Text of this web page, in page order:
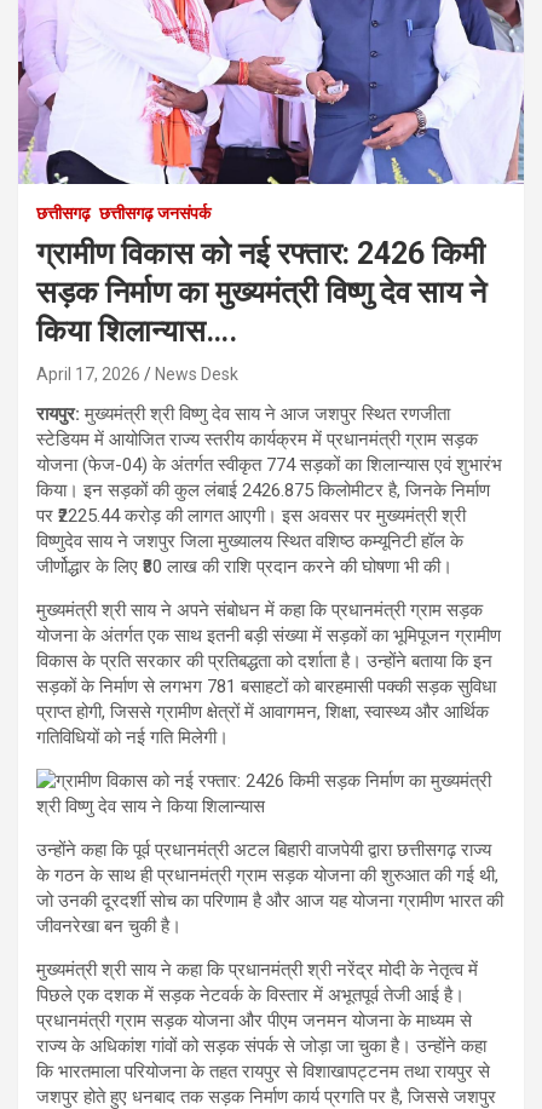
छत्तीसगढ़ छत्तीसगढ़ जनसंपर्क
ग्रामीण विकास को नई रफ्तार: 2426 किमी
सड़क निर्माण का मुख्यमंत्री विष्णु देव साय ने
किया शिलान्यास….
April 17, 2026 News Desk
रायपुर: मुख्यमंत्री श्री विष्णु देव साय ने आज जशपुर स्थित रणजीता
स्टेडियम में आयोजित राज्य स्तरीय कार्यक्रम में प्रधानमंत्री ग्राम सड़क
योजना (फेज-04) के अंतर्गत स्वीकृत 774 सड़कों का शिलान्यास एवं शुभारंभ
किया। इन सड़कों की कुल लंबाई 2426.875 किलोमीटर है, जिनके निर्माण
पर ₹2225.44 करोड़ की लागत आएगी। इस अवसर पर मुख्यमंत्री श्री
विष्णुदेव साय ने जशपुर जिला मुख्यालय स्थित वशिष्ठ कम्यूनिटी हॉल के
जीर्णोद्धार के लिए ₹80 लाख की राशि प्रदान करने की घोषणा भी की।
मुख्यमंत्री श्री साय ने अपने संबोधन में कहा कि प्रधानमंत्री ग्राम सड़क
योजना के अंतर्गत एक साथ इतनी बड़ी संख्या में सड़कों का भूमिपूजन ग्रामीण
विकास के प्रति सरकार की प्रतिबद्धता को दर्शाता है। उन्होंने बताया कि इन
सड़कों के निर्माण से लगभग 781 बसाहटों को बारहमासी पक्की सड़क सुविधा
प्राप्त होगी, जिससे ग्रामीण क्षेत्रों में आवागमन, शिक्षा, स्वास्थ्य और आर्थिक
गतिविधियों को नई गति मिलेगी।
उन्होंने कहा कि पूर्व प्रधानमंत्री अटल बिहारी वाजपेयी द्वारा छत्तीसगढ़ राज्य
के गठन के साथ ही प्रधानमंत्री ग्राम सड़क योजना की शुरुआत की गई थी,
जो उनकी दूरदर्शी सोच का परिणाम है और आज यह योजना ग्रामीण भारत की
जीवनरेखा बन चुकी है।
मुख्यमंत्री श्री साय ने कहा कि प्रधानमंत्री श्री नरेंद्र मोदी के नेतृत्व में
पिछले एक दशक में सड़क नेटवर्क के विस्तार में अभूतपूर्व तेजी आई है।
प्रधानमंत्री ग्राम सड़क योजना और पीएम जनमन योजना के माध्यम से
राज्य के अधिकांश गांवों को सड़क संपर्क से जोड़ा जा चुका है। उन्होंने कहा
कि भारतमाला परियोजना के तहत रायपुर से विशाखापट्टनम तथा रायपुर से
जशपुर होते हुए धनबाद तक सड़क निर्माण कार्य प्रगति पर है, जिससे जशपुर